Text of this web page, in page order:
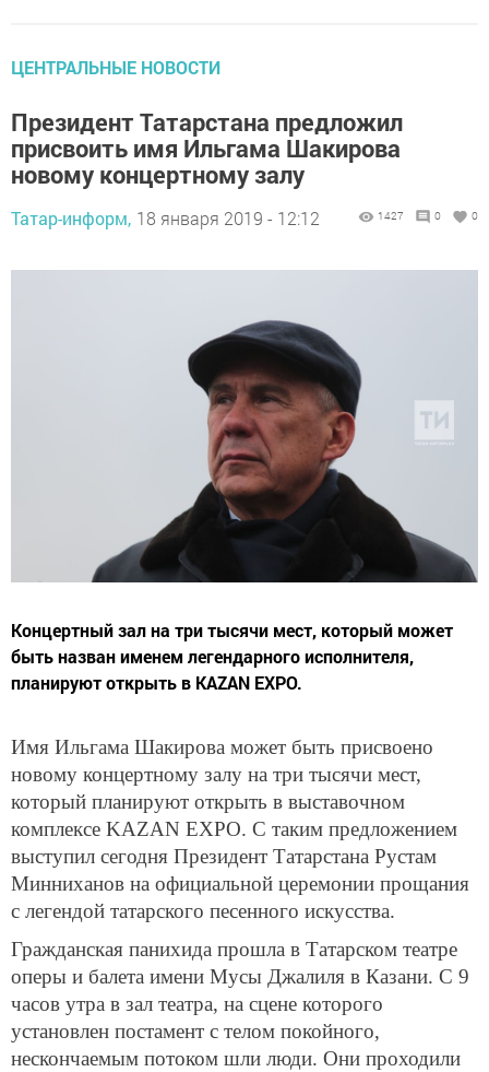
ЦЕНТРАЛЬНЫЕ НОВОСТИ
Президент Татарстана предложил
присвоить имя Ильгама Шакирова
новому концертному залу
Татар-информ, 18 января 2019 - 12:12 1427 0 0
Концертный зал на три тысячи мест, который может
быть назван именем легендарного исполнителя,
планируют открыть в KAZAN EXPO.
Имя Ильгама Шакирова может быть присвоено
новому концертному залу на три тысячи мест,
который планируют открыть в выставочном
комплексе KAZAN EXPO. С таким предложением
выступил сегодня Президент Татарстана Рустам
Минниханов на официальной церемонии прощания
с легендой татарского песенного искусства.
Гражданская панихида прошла в Татарском театре
оперы и балета имени Мусы Джалиля в Казани. С 9
часов утра в зал театра, на сцене которого
установлен постамент с телом покойного,
нескончаемым потоком шли люди. Они проходили